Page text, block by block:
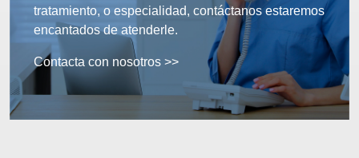
tratamiento, o especialidad, contáctanos estaremos
encantados de atenderle.
Contacta con nosotros >>